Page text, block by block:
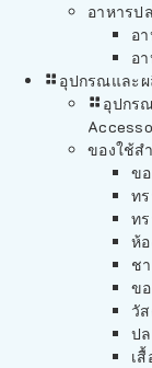
อาหารป
อ
อ
อุปกรณและ
อุปกร
ของใช้ส
ข
ท
ท
ห้
ช
ข
วั
ป
เ